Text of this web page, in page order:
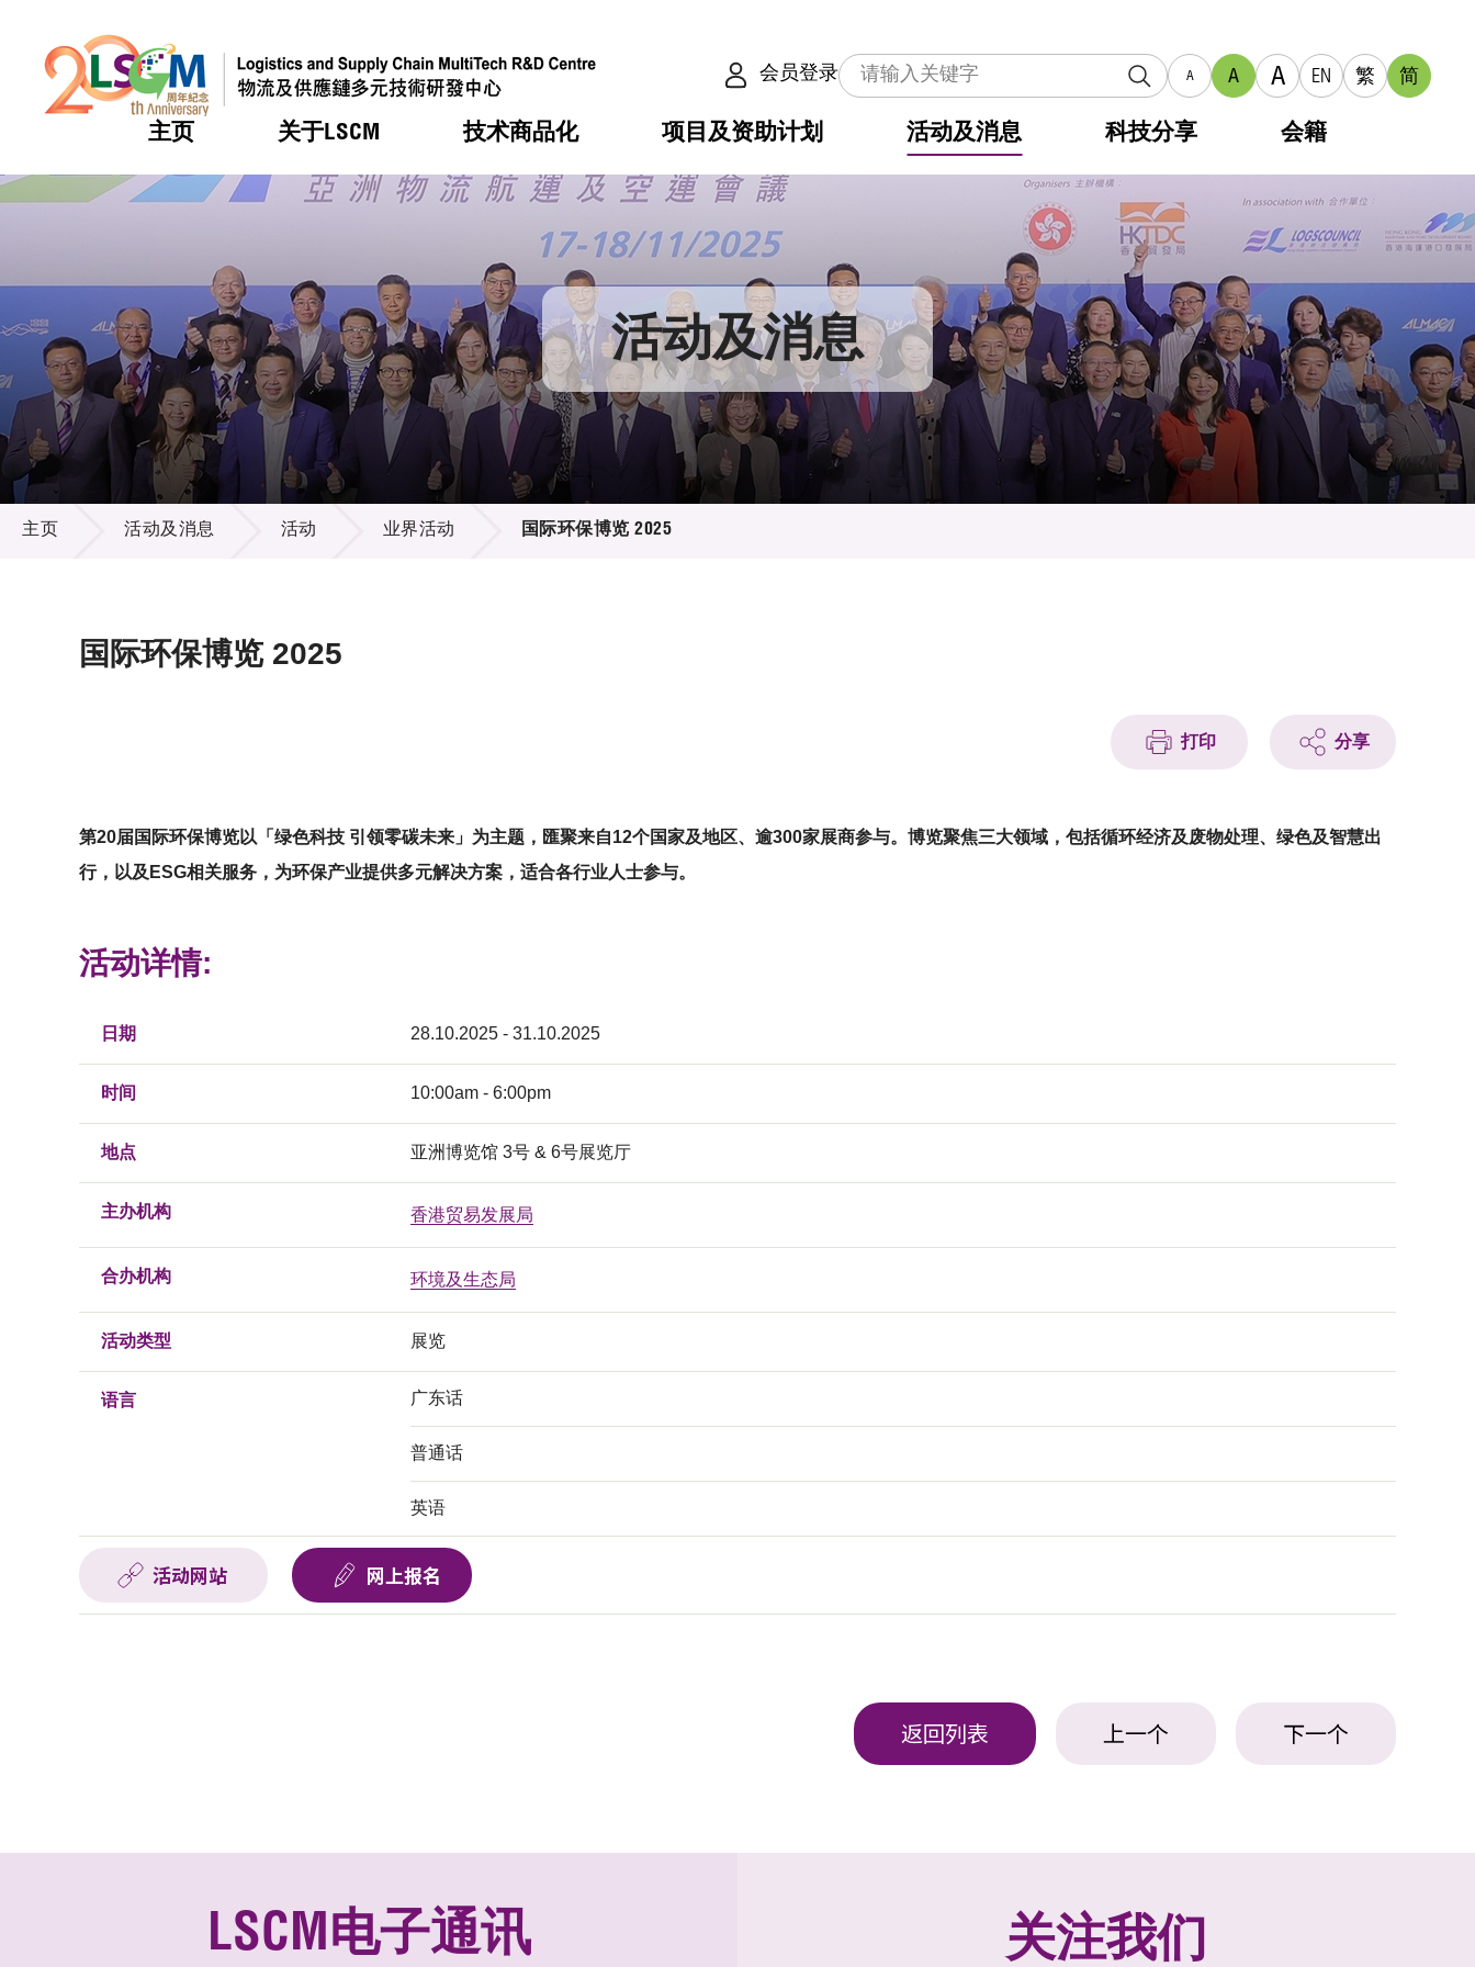
会员登录 A A A EN 繁 简
主页 关于LSCM
热门 机构简介
组织架构
组织架构
董事局
研究顾问
招标通告
供应商登记
技术商品化
热门 服务
可获授权之技术
应用于公共服务之创新技术
重点项目
项目及资助计划
热门 合作计划
资助计划
资助计划
税务优惠
申请
评审
征求研发项目计划书
项目资料库
活动及消息
热门 活动
奖项
新闻中心
媒体报导
新闻稿
资讯中心
多媒体
出版刊物
科技分享 会籍
热门 会籍及服务
会员列表
会员登入 活动及消息
活动及消息
主页 活动及消息 活动 业界活动 国际环保博览 2025
国际环保博览 2025
打印 分享
第20届国际环保博览以「绿色科技 引领零碳未来」为主题，匯聚来自12个国家及地区、逾300家展商参与。 博览聚焦三大领域，包括循环经济及废物处理、绿色及智慧出
行，以及 ESG相关服务，为环保产业提供多元解决方案，适合各行业人士参与。
活动详情:
日期 28.10.2025 - 31.10.2025
时间 10:00am - 6:00pm
地点 亚洲博览馆 3号 & 6号展览厅
主办机构 香港贸易发展局
合办机构 环境及生态局
活动类型 展览
语言 广东话
普通话
英语
活动网站 网上报名
返回列表 上一个 下一个
LSCM电子通讯 关注我们